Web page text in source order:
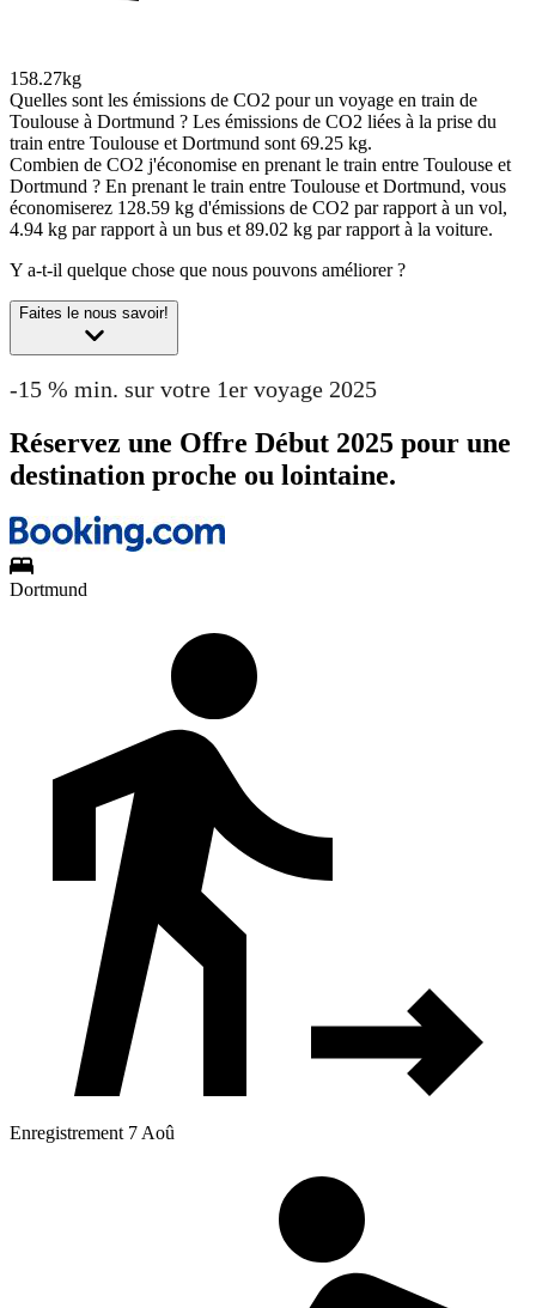
158.27kg
Quelles sont les émissions de CO2 pour un voyage en train de
Toulouse à Dortmund ? Les émissions de CO2 liées à la prise du
train entre Toulouse et Dortmund sont 69.25 kg.
Combien de CO2 j'économise en prenant le train entre Toulouse et
Dortmund ? En prenant le train entre Toulouse et Dortmund, vous
économiserez 128.59 kg d'émissions de CO2 par rapport à un vol,
4.94 kg par rapport à un bus et 89.02 kg par rapport à la voiture.
Y a-t-il quelque chose que nous pouvons améliorer ?
Faites le nous savoir!
-15 % min. sur votre 1er voyage 2025
Réservez une Offre Début 2025 pour une
destination proche ou lointaine.
Dortmund
Enregistrement 7 Aoû